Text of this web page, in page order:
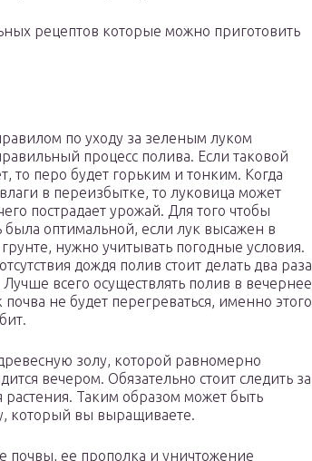
рецептов которые можно приготовить
по уходу за зеленым луком
процесс полива. Если таковой
то перо будет горьким и тонким. Когда
в переизбытке, то луковица может
пострадает урожай. Для того чтобы
была оптимальной, если лук высажен в
нужно учитывать погодные условия.
дождя полив стоит делать два раза
всего осуществлять полив в вечернее
почва не будет перегреваться, именно этого
золу, которой равномерно
вечером. Обязательно стоит следить за
растения. Таким образом может быть
который вы выращиваете.
ее прополка и уничтожение